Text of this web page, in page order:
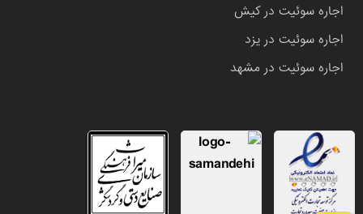
اجاره سوئیت در کیش
اجاره سوئیت در یزد
اجاره سوئیت در مشهد